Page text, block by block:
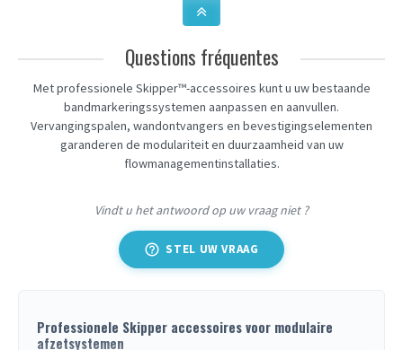
Questions fréquentes
Met professionele Skipper™-accessoires kunt u uw bestaande
bandmarkeringssystemen aanpassen en aanvullen.
Vervangingspalen, wandontvangers en bevestigingselementen
garanderen de modulariteit en duurzaamheid van uw
flowmanagementinstallaties.
Vindt u het antwoord op uw vraag niet ?
help_outline STEL UW VRAAG
Professionele Skipper accessoires voor modulaire
afzetsystemen